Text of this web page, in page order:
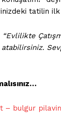
tatilin ilk
atabilirsiniz.
– bulgur